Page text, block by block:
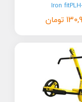
Iron
تومان